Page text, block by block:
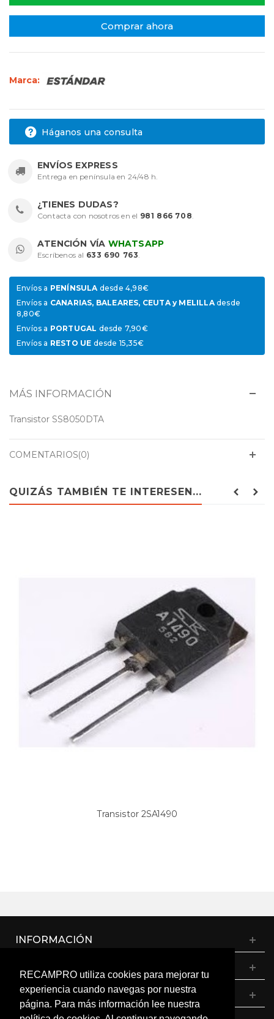
RECAMPRO utiliza cookies para mejorar tu
experiencia cuando navegas por nuestra
página. Para más información lee nuestra
Comprar ahora
Marca:
Háganos una consulta
ENVÍOS EXPRESS
Entrega en península en 24/48 h.
¿TIENES DUDAS?
Contacta con nosotros en el 981 866 708.
ATENCIÓN VÍA WHATSAPP
Escríbenos al 633 690 763.
Envíos a PENÍNSULAdesde 4,98€
Envíos a CANARIAS, BALEARES, CEUTA y MELILLAdesde
8,80€
Envíos a PORTUGAL desde 7,90€
Envíos a RESTO UE desde 15,35€
MÁS INFORMACIÓN
Transistor SS8050DTA
COMENTARIOS(0)
QUIZÁS TAMBIÉN TE INTERESEN...
Transistor 2SA1490
INFORMACIÓN
MI CUENTA